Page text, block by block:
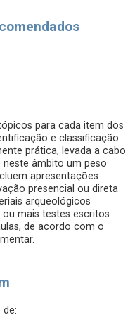
para cada item dos
e classificação
prática, levada a cabo
neste âmbito um peso
apresentações
presencial ou direta
arqueológicos
mais testes escritos
de acordo com o